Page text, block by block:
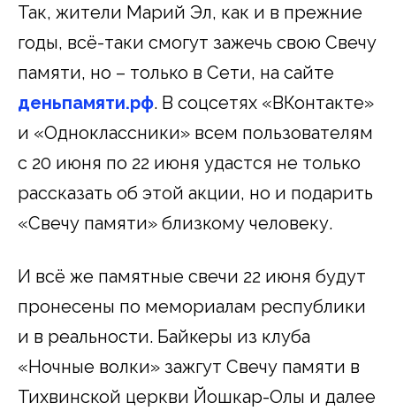
Так, жители Марий Эл, как и в прежние
годы, всё-таки смогут зажечь свою Свечу
памяти, но – только в Сети, на сайте
деньпамяти.рф. В соцсетях «ВКонтакте»
и «Одноклассники» всем пользователям
с 20 июня по 22 июня удастся не только
рассказать об этой акции, но и подарить
«Свечу памяти» близкому человеку.
И всё же памятные свечи 22 июня будут
пронесены по мемориалам республики
и в реальности. Байкеры из клуба
«Ночные волки» зажгут Свечу памяти в
Тихвинской церкви Йошкар-Олы и далее